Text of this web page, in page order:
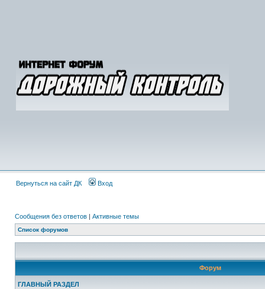
Вернуться на сайт ДК Вход
Сообщения без ответов | Активные темы
Список форумов
Форум
ГЛАВНЫЙ РАЗДЕЛ